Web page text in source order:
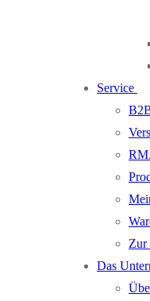
Service
Zur
Das